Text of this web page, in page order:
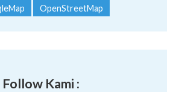
OpenStreetMap
Follow Kami :